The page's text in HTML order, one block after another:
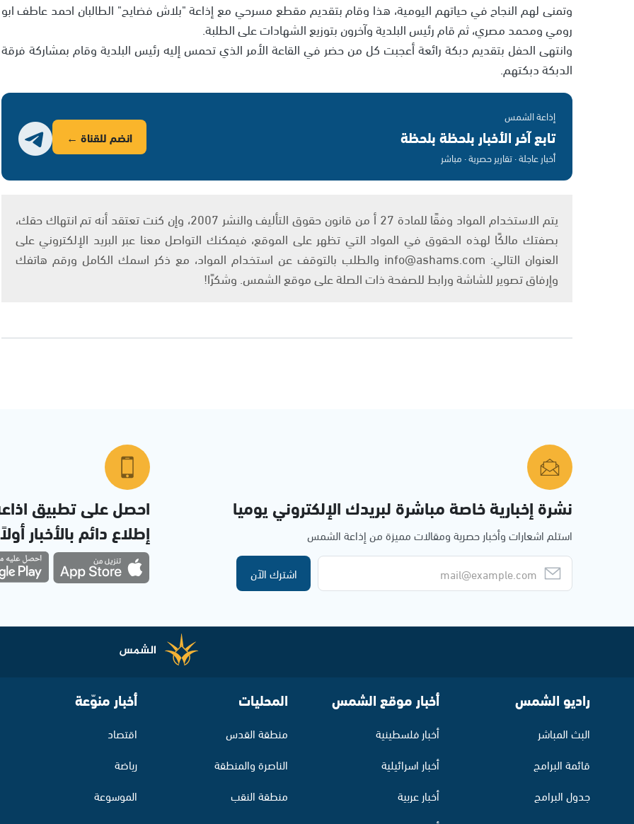
وتمنى لهم النجاح في حياتهم اليومية، هذا وقام بتقديم مقطع مسرحي مع إذاعة "بلاش فضايح" الطالبان احمد عاطف ابو
رومي ومحمد مصري، ثم قام رئيس البلدية وآخرون بتوزيع الشهادات على الطلبة.
وانتهى الحفل بتقديم دبكة رائعة أعجبت كل من حضر في القاعة الأمر الذي تحمس إليه رئيس البلدية وقام بمشاركة فرقة
الدبكة دبكتهم.
إذاعة الشمس
تابع آخر الأخبار بلحظة بلحظة
أخبار عاجلة · تقارير حصرية · مباشر
انضم للقناة ←
يتم الاستخدام المواد وفقًا للمادة 27 أ من قانون حقوق التأليف والنشر 2007، وإن كنت تعتقد أنه تم انتهاك حقك،
بصفتك مالكًا لهذه الحقوق في المواد التي تظهر على الموقع، فيمكنك التواصل معنا عبر البريد الإلكتروني على
العنوان التالي: info@ashams.com والطلب بالتوقف عن استخدام المواد، مع ذكر اسمك الكامل ورقم هاتفك
وإرفاق تصوير للشاشة ورابط للصفحة ذات الصلة على موقع الشمس. وشكرًا!
نشرة إخبارية خاصة مباشرة لبريدك الإلكتروني يوميا
استلم اشعارات وأخبار حصرية ومقالات مميزة من إذاعة الشمس
اشترك الآن
احصل على تطبيق
إطلاع دائم بالأخبار
راديو الشمس
البث المباشر
قائمة البرامج
جدول البرامج
أخبار موقع الشمس
أخبار فلسطينية
أخبار اسرائيلية
أخبار عربية
المحليات
منطقة القدس
الناصرة والمنطقة
منطقة النقب
أخبار منوّعة
اقتصاد
رياضة
الموسوعة